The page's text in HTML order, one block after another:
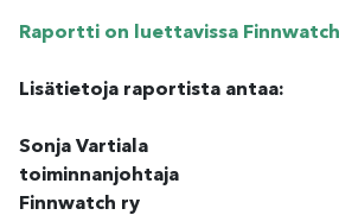
Raportti on luettavissa
Lisätietoja raportista antaa:
Sonja Vartiala
toiminnanjohtaja
Finnwatch ry